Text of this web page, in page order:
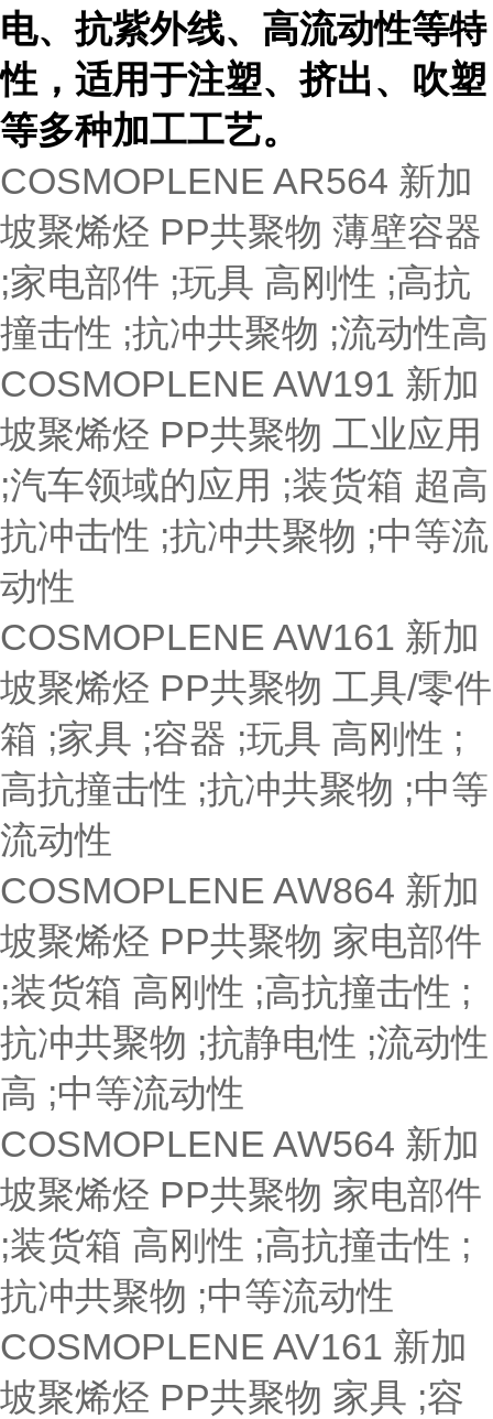
电、抗紫外线、高流动性等特
性，适用于注塑、挤出、吹塑
等多种加工工艺。
COSMOPLENE AR564 新加
坡聚烯烃 PP共聚物 薄壁容器
;家电部件 ;玩具 高刚性 ;高抗
撞击性 ;抗冲共聚物 ;流动性高
COSMOPLENE AW191 新加
坡聚烯烃 PP共聚物 工业应用
;汽车领域的应用 ;装货箱 超高
抗冲击性 ;抗冲共聚物 ;中等流
动性
COSMOPLENE AW161 新加
坡聚烯烃 PP共聚物 工具/零件
箱 ;家具 ;容器 ;玩具 高刚性 ;
高抗撞击性 ;抗冲共聚物 ;中等
流动性
COSMOPLENE AW864 新加
坡聚烯烃 PP共聚物 家电部件
;装货箱 高刚性 ;高抗撞击性 ;
抗冲共聚物 ;抗静电性 ;流动性
高 ;中等流动性
COSMOPLENE AW564 新加
坡聚烯烃 PP共聚物 家电部件
;装货箱 高刚性 ;高抗撞击性 ;
抗冲共聚物 ;中等流动性
COSMOPLENE AV161 新加
坡聚烯烃 PP共聚物 家具 ;容